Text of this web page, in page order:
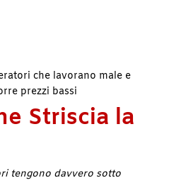
che lavorano male e
prezzi bassi
Striscia la
tengono davvero sotto